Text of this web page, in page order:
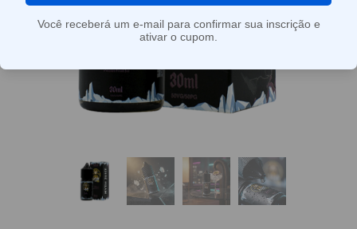
Você receberá um e-mail para confirmar sua inscrição e
ativar o cupom.